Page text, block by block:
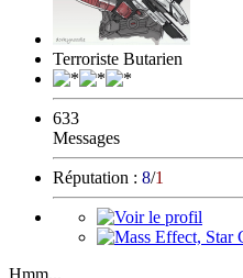
Terroriste Butarien
633
Messages
Réputation : 8/1